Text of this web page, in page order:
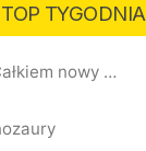
TOP TYGODNIA
Spider-Man. Całkiem nowy dzień